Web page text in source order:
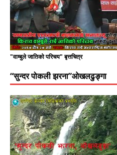
"वाम्बुले जातिको परिचय" बृत्तचित्र
“सुन्दर पोकली झरना”ओखलढुङ्गा